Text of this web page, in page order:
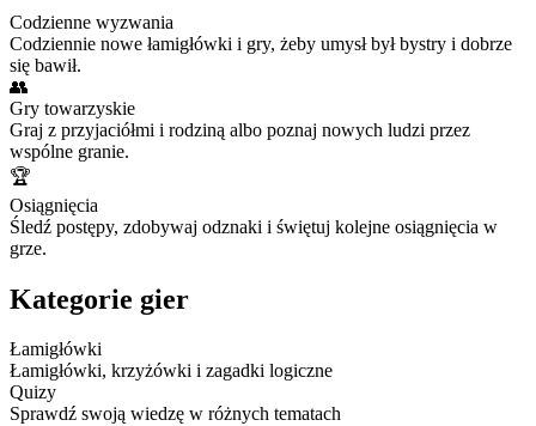
Codzienne wyzwania
Codziennie nowe łamigłówki i gry, żeby umysł był bystry i dobrze
się bawił.
👥
Gry towarzyskie
Graj z przyjaciółmi i rodziną albo poznaj nowych ludzi przez
wspólne granie.
🏆
Osiągnięcia
Śledź postępy, zdobywaj odznaki i świętuj kolejne osiągnięcia w
grze.
Kategorie gier
Łamigłówki
Łamigłówki, krzyżówki i zagadki logiczne
Quizy
Sprawdź swoją wiedzę w różnych tematach